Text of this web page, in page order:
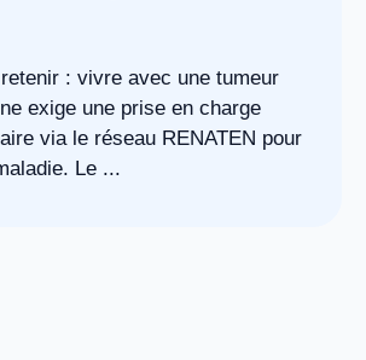
retenir : vivre avec une tumeur
exige une prise en charge
via le réseau RENATEN pour
Le ...